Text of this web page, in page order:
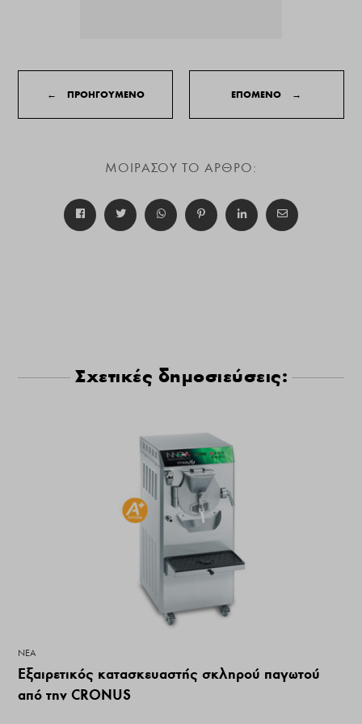
← ΠΡΟΗΓΟΥΜΕΝΟ ΕΠΟΜΕΝΟ →
ΜΟΙΡΑΣΟΥ ΤΟ ΑΡΘΡΟ:
Σχετικές δημοσιεύσεις:
ΝΕΑ
Εξαιρετικός κατασκευαστής σκληρού παγωτού
από την CRONUS